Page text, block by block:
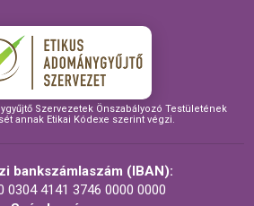
Szervezetek Önszabályozó Testületének
annak Etikai Kódexe szerint végzi.
bankszámlaszám (IBAN):
0304 4141 3746 0000 0000